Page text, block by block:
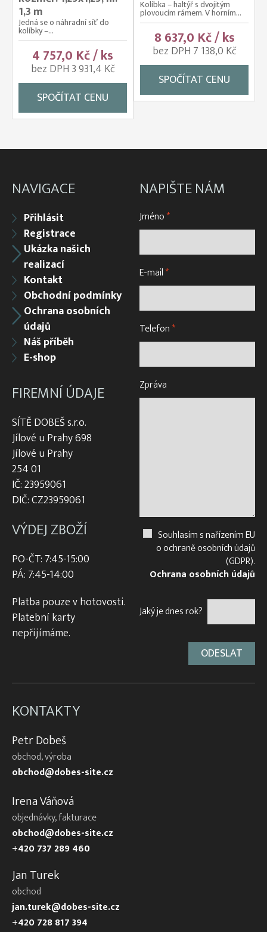
1,3 m
Jedná se o náhradní síť do
kolíbky –...
4 757,0 Kč / ks
bez DPH 3 931,4 Kč
SPOČÍTAT CENU
Kolíbka – haltýř s dvojitým
plovoucím rámem. V horním...
8 637,0 Kč / ks
bez DPH 7 138,0 Kč
SPOČÍTAT CENU
NAVIGACE
Přihlásit
Registrace
Ukázka našich
realizací
Kontakt
Obchodní podmínky
Ochrana osobních
údajů
Náš příběh
E-shop
FIREMNÍ ÚDAJE
SÍTĚ DOBEŠ s.r.o.
Jílové u Prahy 698
Jílové u Prahy
254 01
IČ: 23959061
DIČ: CZ23959061
VÝDEJ ZBOŽÍ
PO-ČT: 7:45-15:00
PÁ: 7:45-14:00
Platba pouze v hotovosti.
Platební karty
nepřijímáme.
NAPIŠTE NÁM
Jméno*
E-mail*
Telefon*
Zpráva
Souhlasím s nařízením EU
o ochraně osobních údajů
(GDPR).
Ochrana osobních údajů
Jaký je dnes rok?
KONTAKTY
Petr Dobeš
obchod, výroba
obchod@dobes-site.cz
Irena Váňová
objednávky, fakturace
obchod@dobes-site.cz
+420 737 289 460
Jan Turek
obchod
jan.turek@dobes-site.cz
+420 728 817 394